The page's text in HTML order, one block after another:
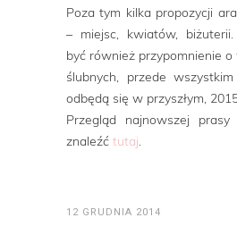
Poza tym kilka propozycji
– miejsc, kwiatów,
być również przypomnienie
ślubnych, przede
odbędą się w przyszłym,
Przegląd najnowszej prasy
znaleźć tutaj
12 GRUDNIA 2014